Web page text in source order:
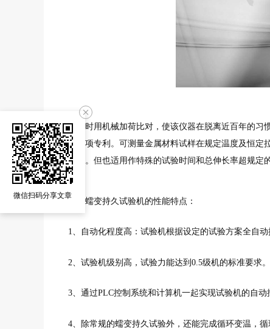
可随时用机械加荷比对，使该仪器在脱离近百年的
的一项专利。可测量金属材料试样在规定温度及恒定
试验。但也适用作特殊的试验时间和总伸长率超规定
高温蠕变持久试验机的性能特点：
1、自动化程度高：试验机根据设定的试验方案全自动
2、试验机级别高，试验力能达到0.5级机的标准要求。
3、通过PLC控制系统和计算机一起实现试验机的自
4、除常规的蠕变持久试验外，还能完成循环变温，循
微信扫码分享文章